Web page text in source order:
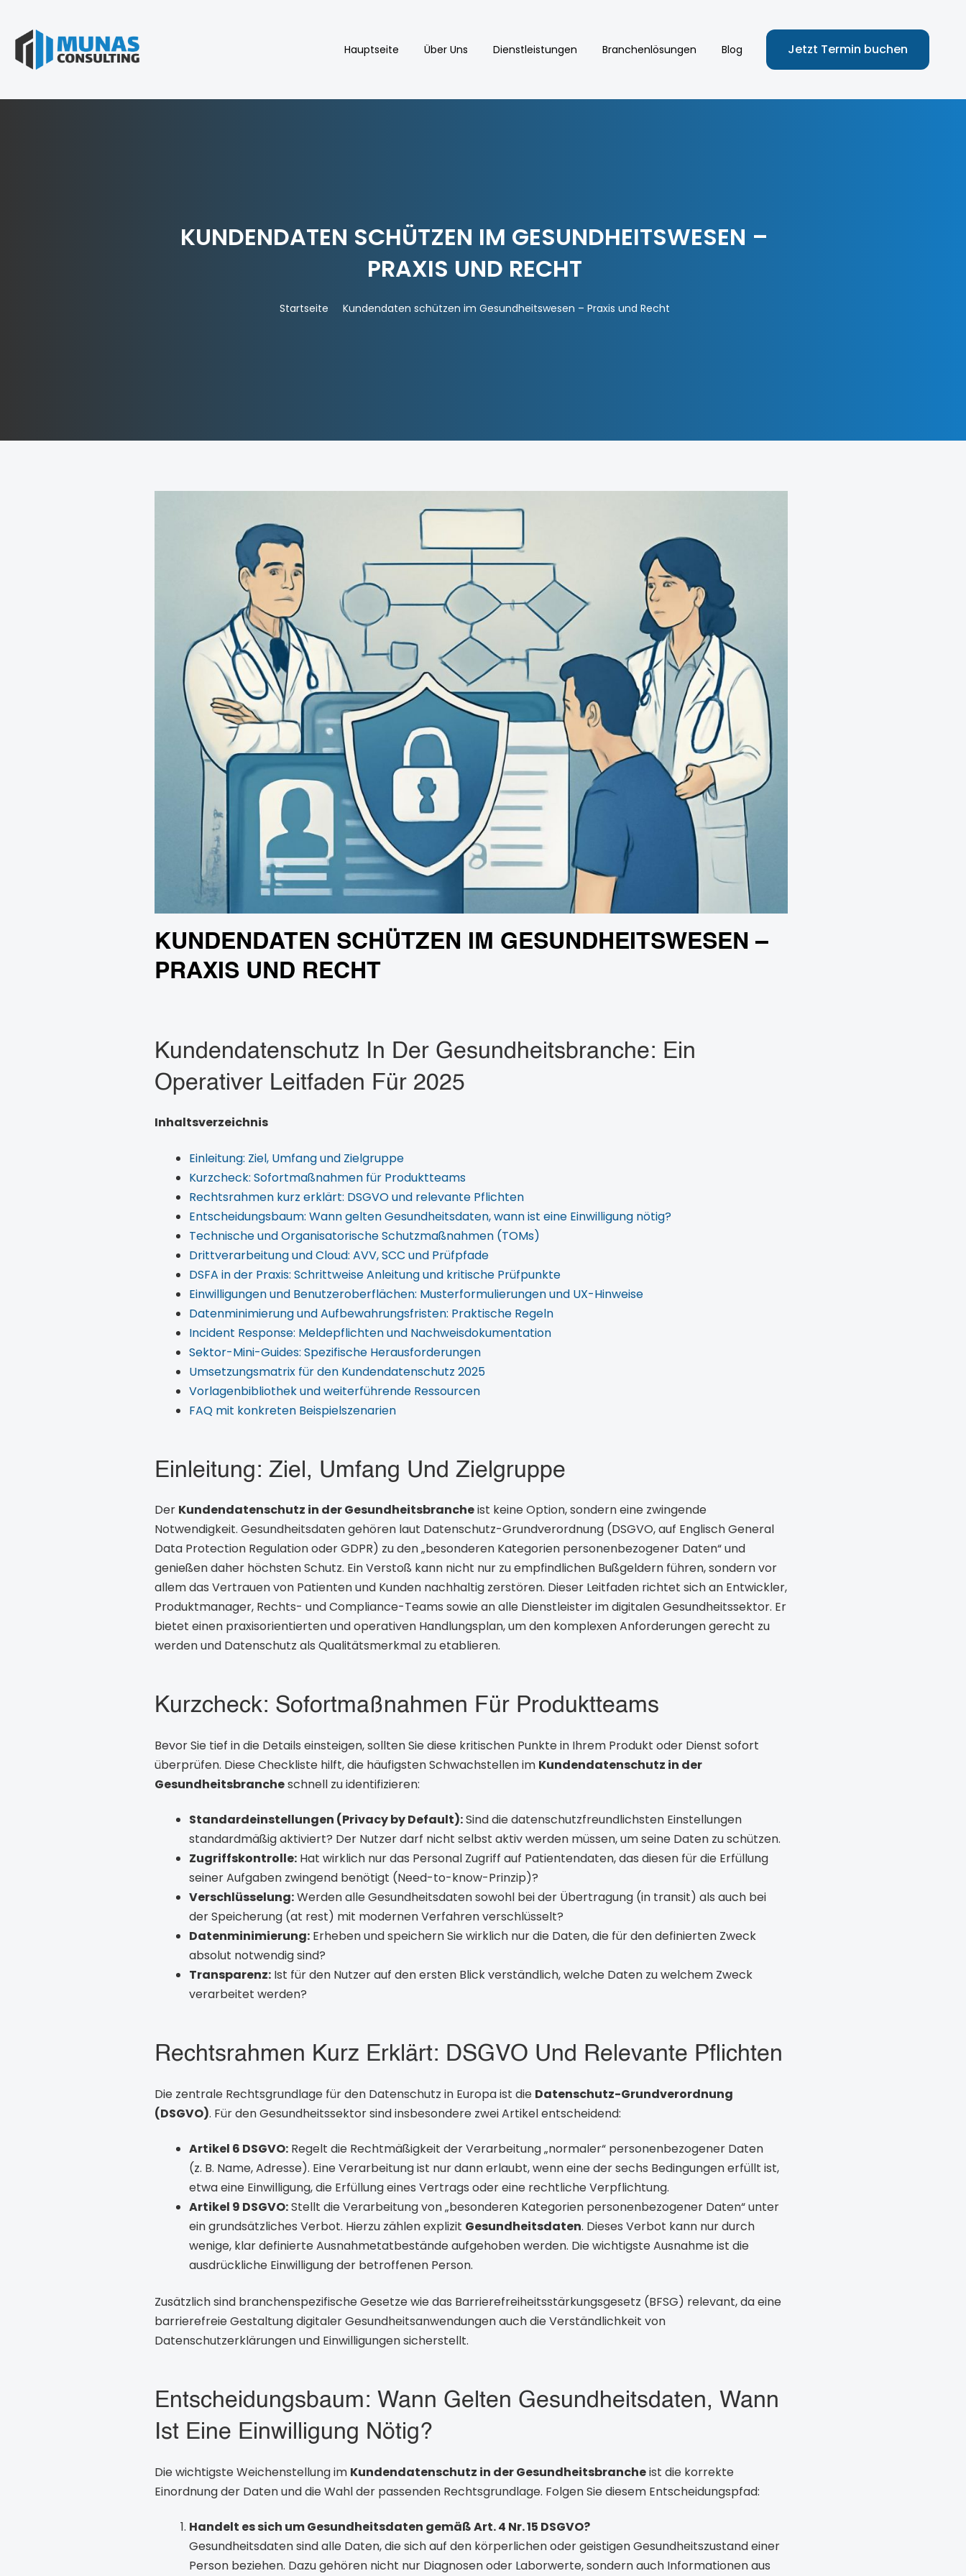
Hauptseite Über Uns Dienstleistungen Branchenlösungen Blog Jetzt Termin buchen
KUNDENDATEN SCHÜTZEN IM GESUNDHEITSWESEN –
PRAXIS UND RECHT
Startseite Kundendaten schützen im Gesundheitswesen – Praxis und Recht
KUNDENDATEN SCHÜTZEN IM GESUNDHEITSWESEN –
PRAXIS UND RECHT
Kundendatenschutz In Der Gesundheitsbranche: Ein
Operativer Leitfaden Für 2025
Inhaltsverzeichnis
Einleitung: Ziel, Umfang und Zielgruppe
Kurzcheck: Sofortmaßnahmen für Produktteams
Rechtsrahmen kurz erklärt: DSGVO und relevante Pflichten
Entscheidungsbaum: Wann gelten Gesundheitsdaten, wann ist eine Einwilligung nötig?
Technische und Organisatorische Schutzmaßnahmen (TOMs)
Drittverarbeitung und Cloud: AVV, SCC und Prüfpfade
DSFA in der Praxis: Schrittweise Anleitung und kritische Prüfpunkte
Einwilligungen und Benutzeroberflächen: Musterformulierungen und UX-Hinweise
Datenminimierung und Aufbewahrungsfristen: Praktische Regeln
Incident Response: Meldepflichten und Nachweisdokumentation
Sektor-Mini-Guides: Spezifische Herausforderungen
Umsetzungsmatrix für den Kundendatenschutz 2025
Vorlagenbibliothek und weiterführende Ressourcen
FAQ mit konkreten Beispielszenarien
Einleitung: Ziel, Umfang Und Zielgruppe
Der Kundendatenschutz in der Gesundheitsbrancheist keine Option, sondern eine zwingende
Notwendigkeit. Gesundheitsdaten gehören laut Datenschutz-Grundverordnung (DSGVO, auf Englisch General
Data Protection Regulation oder GDPR) zu den „besonderen Kategorien personenbezogener Daten“ und
genießen daher höchsten Schutz. Ein Verstoß kann nicht nur zu empfindlichen Bußgeldern führen, sondern vor
allem das Vertrauen von Patienten und Kunden nachhaltig zerstören. Dieser Leitfaden richtet sich an Entwickler,
Produktmanager, Rechts- und Compliance-Teams sowie an alle Dienstleister im digitalen Gesundheitssektor. Er
bietet einen praxisorientierten und operativen Handlungsplan, um den komplexen Anforderungen gerecht zu
werden und Datenschutz als Qualitätsmerkmal zu etablieren.
Kurzcheck: Sofortmaßnahmen Für Produktteams
Bevor Sie tief in die Details einsteigen, sollten Sie diese kritischen Punkte in Ihrem Produkt oder Dienst sofort
überprüfen. Diese Checkliste hilft, die häufigsten Schwachstellen im Kundendatenschutz in der
Gesundheitsbrancheschnell zu identifizieren:
Standardeinstellungen (Privacy by Default):Sind die datenschutzfreundlichsten Einstellungen
standardmäßig aktiviert? Der Nutzer darf nicht selbst aktiv werden müssen, um seine Daten zu schützen.
Zugriffskontrolle: Hat wirklich nur das Personal Zugriff auf Patientendaten, das diesen für die Erfüllung
seiner Aufgaben zwingend benötigt (Need-to-know-Prinzip)?
Verschlüsselung:Werden alle Gesundheitsdaten sowohl bei der Übertragung (in transit) als auch bei
der Speicherung (at rest) mit modernen Verfahren verschlüsselt?
Datenminimierung: Erheben und speichern Sie wirklich nur die Daten, die für den definierten Zweck
absolut notwendig sind?
Transparenz: Ist für den Nutzer auf den ersten Blick verständlich, welche Daten zu welchem Zweck
verarbeitet werden?
Rechtsrahmen Kurz Erklärt: DSGVO Und Relevante Pflichten
Die zentrale Rechtsgrundlage für den Datenschutz in Europa ist die Datenschutz-Grundverordnung
(DSGVO). Für den Gesundheitssektor sind insbesondere zwei Artikel entscheidend:
Artikel 6 DSGVO: Regelt die Rechtmäßigkeit der Verarbeitung „normaler“ personenbezogener Daten
(z. B. Name, Adresse). Eine Verarbeitung ist nur dann erlaubt, wenn eine der sechs Bedingungen erfüllt ist,
etwa eine Einwilligung, die Erfüllung eines Vertrags oder eine rechtliche Verpflichtung.
Artikel 9 DSGVO:Stellt die Verarbeitung von „besonderen Kategorien personenbezogener Daten“ unter
ein grundsätzliches Verbot. Hierzu zählen explizit Gesundheitsdaten. Dieses Verbot kann nur durch
wenige, klar definierte Ausnahmetatbestände aufgehoben werden. Die wichtigste Ausnahme ist die
ausdrückliche Einwilligung der betroffenen Person.
Zusätzlich sind branchenspezifische Gesetze wie das Barrierefreiheitsstärkungsgesetz (BFSG) relevant, da eine
barrierefreie Gestaltung digitaler Gesundheitsanwendungen auch die Verständlichkeit von
Datenschutzerklärungen und Einwilligungen sicherstellt.
Entscheidungsbaum: Wann Gelten Gesundheitsdaten, Wann
Ist Eine Einwilligung Nötig?
Die wichtigste Weichenstellung im Kundendatenschutz in der Gesundheitsbrancheist die korrekte
Einordnung der Daten und die Wahl der passenden Rechtsgrundlage. Folgen Sie diesem Entscheidungspfad:
Handelt es sich um Gesundheitsdaten gemäß Art. 4 Nr. 15 DSGVO?
Gesundheitsdaten sind alle Daten, die sich auf den körperlichen oder geistigen Gesundheitszustand einer
Person beziehen. Dazu gehören nicht nur Diagnosen oder Laborwerte, sondern auch Informationen aus